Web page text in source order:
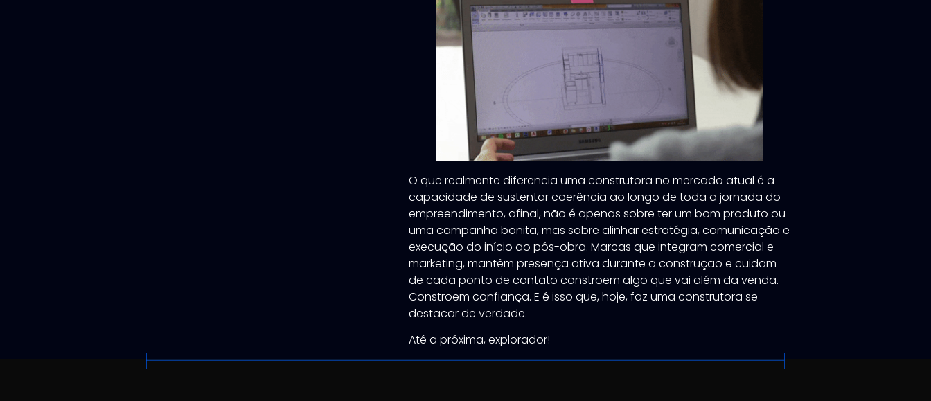
O que realmente diferencia uma construtora no mercado atual é a
capacidade de sustentar coerência ao longo de toda a jornada do
empreendimento, afinal, não é apenas sobre ter um bom produto ou
uma campanha bonita, mas sobre alinhar estratégia, comunicação e
execução do início ao pós-obra. Marcas que integram comercial e
marketing, mantêm presença ativa durante a construção e cuidam
de cada ponto de contato constroem algo que vai além da venda.
Constroem confiança. E é isso que, hoje, faz uma construtora se
destacar de verdade.
Até a próxima, explorador!